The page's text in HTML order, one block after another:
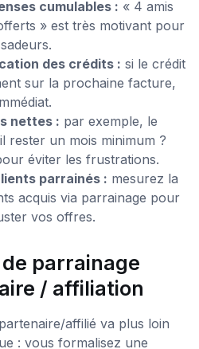
cumulables : « 4 amis
» est très motivant pour
des crédits : si le crédit
sur la prochaine facture,
nettes : par exemple, le
rester un mois minimum ?
éviter les frustrations.
parrainés : mesurez la
acquis via parrainage pour
vos offres.
parrainage
/ affiliation
affilié va plus loin
: vous formalisez une